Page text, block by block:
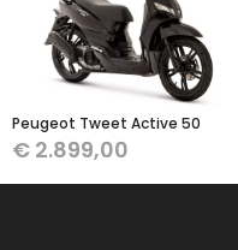
Peugeot Tweet Active 50
€ 2.899,00